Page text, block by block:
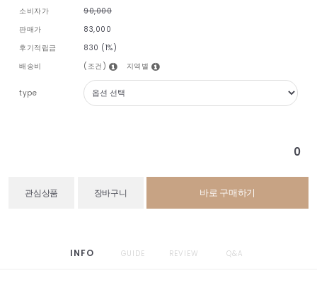
소비자가
90,000
판매가
83,000
후기적립금
830 (1%)
배송비
(조건) 지역별
type
0
관심상품 장바구니 바로 구매하기
INFO GUIDE REVIEW Q&A